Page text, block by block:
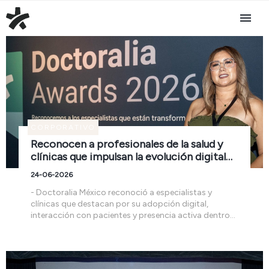
Reconocen a profesionales de la salud y
clínicas que impulsan la evolución digital
de la salud
24-06-2026
- Doctoralia México reconoció a especialistas y
clínicas que destacan por su adopción digital,
interacción con pacientes y presencia activa dentro